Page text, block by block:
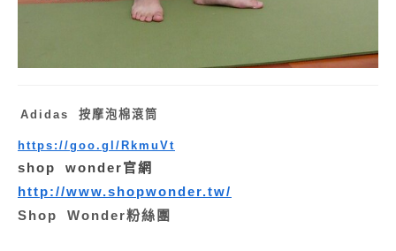
Adidas 按摩泡棉滾筒
https://goo.gl/RkmuVt
shop wonder官網
http://www.shopwonder.tw/
Shop Wonder粉絲團